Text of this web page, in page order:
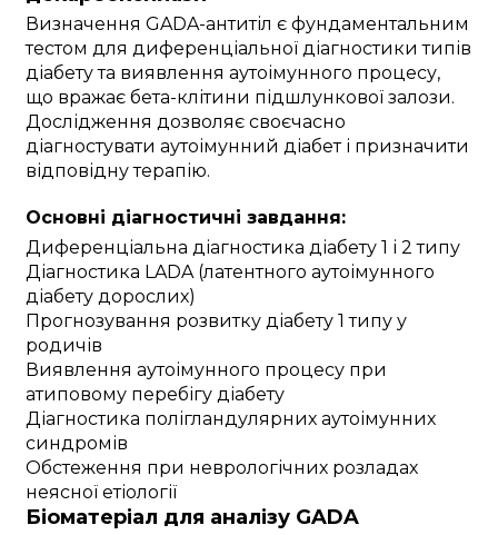
Визначення GADA-антитіл є фундаментальним
тестом для диференціальної діагностики типів
діабету та виявлення аутоімунного процесу,
що вражає бета-клітини підшлункової залози.
Дослідження дозволяє своєчасно
діагностувати аутоімунний діабет і призначити
відповідну терапію.
Основні діагностичні завдання:
Диференціальна діагностика діабету 1 і 2 типу
Діагностика LADA (латентного аутоімунного
діабету дорослих)
Прогнозування розвитку діабету 1 типу у
родичів
Виявлення аутоімунного процесу при
атиповому перебігу діабету
Діагностика полігландулярних аутоімунних
синдромів
Обстеження при неврологічних розладах
неясної етіології
Біоматеріал для аналізу GADA